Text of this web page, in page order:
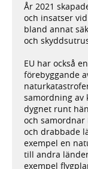
År 2021
och insatser
bland annat
och
EU har också
förebyggande
samordning av
dygnet runt
och
och drabbade
exempel en
till andra
exempel